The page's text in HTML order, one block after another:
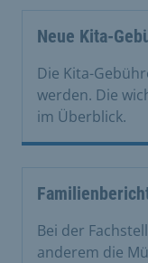
Neue Kita-
Die Kita-
werden. Die
im Überblick.
Bei der
anderem die